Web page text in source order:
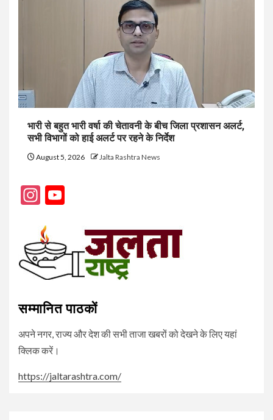
भारी से बहुत भारी वर्षा की चेतावनी के बीच जिला प्रशासन अलर्ट,
सभी विभागों को हाई अलर्ट पर रहने के निर्देश
August 5, 2026 Jalta Rashtra News
Instagram
सम्मानित पाठकों
अपने नगर, राज्य और देश की सभी ताजा खबरों को देखने के लिए यहां
क्लिक करें।
https://jaltarashtra.com/